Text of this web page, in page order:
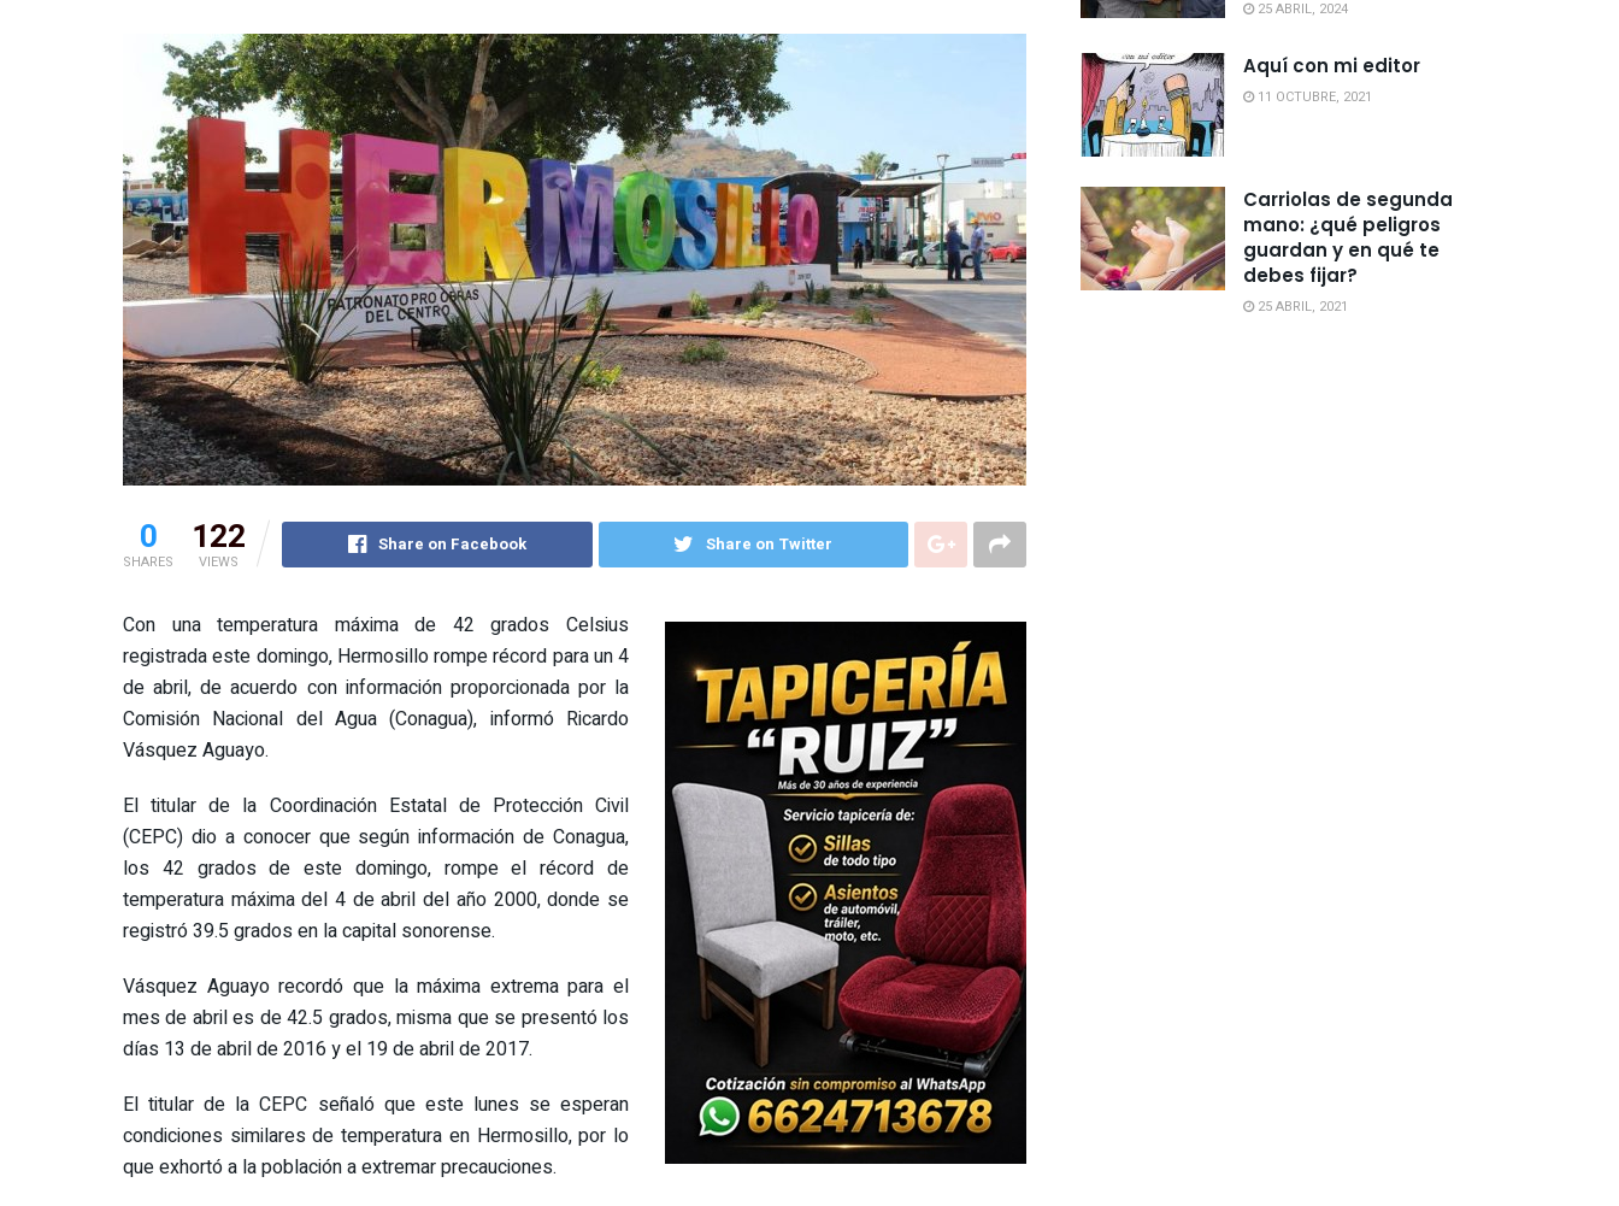
0
SHARES
122
VIEWS
Share on Facebook Share on Twitter
Con una temperatura máxima de 42 grados Celsius
registrada este domingo, Hermosillo rompe récord para un 4
de abril, de acuerdo con información proporcionada por la
Comisión Nacional del Agua (Conagua), informó Ricardo
Vásquez Aguayo.
El titular de la Coordinación Estatal de Protección Civil
(CEPC) dio a conocer que según información de Conagua,
los 42 grados de este domingo, rompe el récord de
temperatura máxima del 4 de abril del año 2000, donde se
registró 39.5 grados en la capital sonorense.
Vásquez Aguayo recordó que la máxima extrema para el
mes de abril es de 42.5 grados, misma que se presentó los
días 13 de abril de 2016 y el 19 de abril de 2017.
El titular de la CEPC señaló que este lunes se esperan
condiciones similares de temperatura en Hermosillo, por lo
que exhortó a la población a extremar precauciones.
25 ABRIL, 2024
Aquí con mi editor
11 OCTUBRE, 2021
Carriolas de segunda
mano: ¿qué peligros
guardan y en qué te
debes fijar?
25 ABRIL, 2021